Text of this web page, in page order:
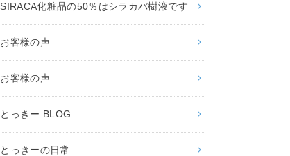
SIRACA化粧品の50％はシラカバ樹液です
お客様の声
お客様の声
とっきー BLOG
とっきーの日常